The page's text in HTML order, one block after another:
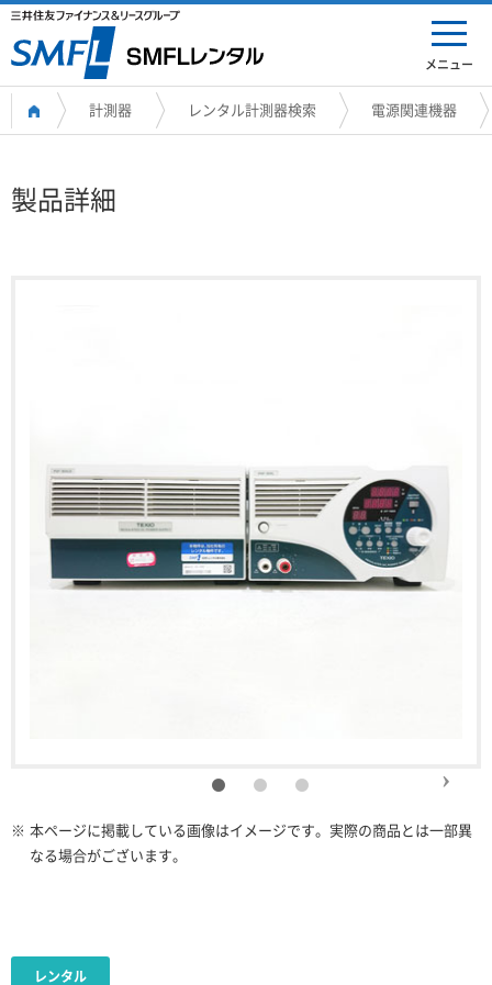
メニュー
計測器 レンタル計測器検索 電源関連機器
製品詳細
※ 本ページに掲載している画像はイメージです。実際の商品とは一部異
なる場合がございます。